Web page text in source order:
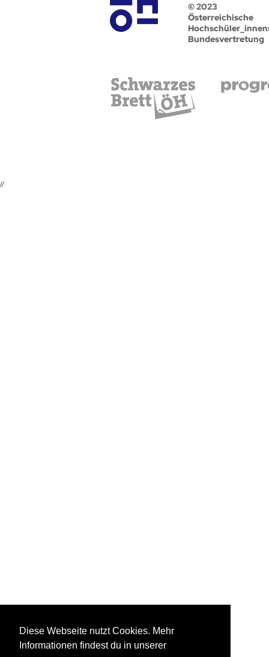
Diese Webseite nutzt Cookies. Mehr
Informationen findest du in unserer
© 2023
Österreichische
Bundesvertretung
//